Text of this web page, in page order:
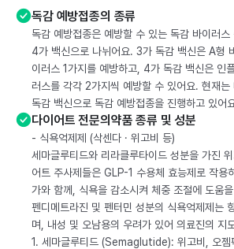
독감 예방접종의 종류
독감 예방접종은 예방할 수 있는 독감 바이러
4가 백신으로 나뉘어요. 3가 독감 백신은 A형
이러스 1가지를 예방하고, 4가 독감 백신은 인
러스를 각각 2가지씩 예방할 수 있어요. 현재
독감 백신으로 독감 예방접종을 진행하고 있어
다이어트 전문의약품 종류 및 성분
- 식욕억제제 (삭센다 · 위고비 등)
세마글루티드와 리라클루타이드 성분을 가진
어트 주사제들은 GLP-1 수용체 효능제로 작용
가와 함께, 식욕을 감소시켜 체중 조절에 도움
펜디메트라진 및 펜터민 성분의 식욕억제제는
며, 내성 및 오남용의 우려가 있어 의료진의 지
1. 세마글루티드 (Semaglutide): 위고비, 오젬